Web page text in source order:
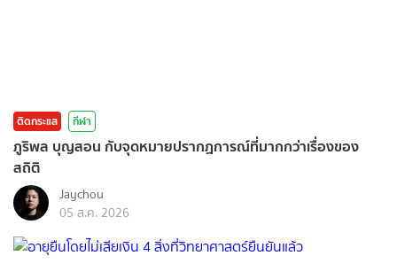
ติดกระแส กีฬา
ภูริพล บุญสอน กับจุดหมายปรากฏการณ์ที่มากกว่าเรื่องของ
สถิติ
Jaychou
05 ส.ค. 2026